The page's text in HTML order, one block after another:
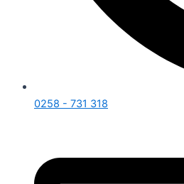
0258 - 731 318